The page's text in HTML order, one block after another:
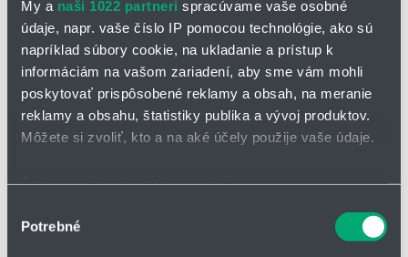
My a naši 1022 partneri spracúvame vaše osobné
údaje, napr. vaše číslo IP pomocou technológie, ako sú
napríklad súbory cookie, na ukladanie a prístup k
informáciám na vašom zariadení, aby sme vám mohli
poskytovať prispôsobené reklamy a obsah, na meranie
reklamy a obsahu, štatistiky publika a vývoj produktov.
Môžete si zvoliť, kto a na aké účely použije vaše údaje.
polohe s presnosťou na niekoľko metrov
súhlasu
Potrebné
Konzola pre uchytenie retrakčných systémov na
robota
Ponúkame všetky bežne používané predvŕtané vzory pre retrakčné
systémy:380x70 mm a 490x90 mm (vo verzii Ø12,5 mm)
Mnoho modelov robotov má od výroby len bočnú montážnu
inštalovať retrakčné systémy bez dodatočných úprav,
konštrukčných prác a/alebo vŕtania.